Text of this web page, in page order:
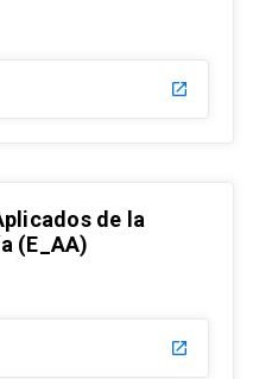
launch
de la
(E_AA)
launch